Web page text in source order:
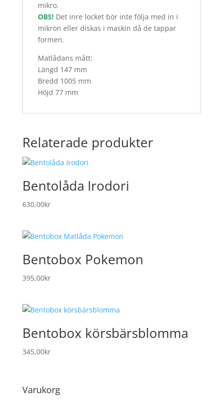
mikro.
OBS! Det inre locket bör inte följa med in i
mikron eller diskas i maskin då de tappar
formen.
Matlådans mått:
Längd 147 mm
Bredd 1005 mm
Höjd 77 mm
Relaterade produkter
Bentolåda Irodori
630,00kr
Bentobox Pokemon
395,00kr
Bentobox körsbärsblomma
345,00kr
Varukorg